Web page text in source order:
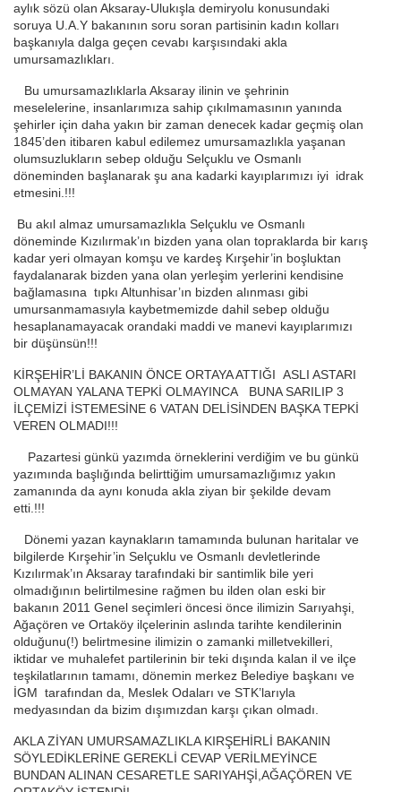
aylık sözü olan Aksaray-Ulukışla demiryolu konusundaki
soruya U.A.Y bakanının soru soran partisinin kadın kolları
başkanıyla dalga geçen cevabı karşısındaki akla
umursamazlıkları.
Bu umursamazlıklarla Aksaray ilinin ve şehrinin
meselelerine, insanlarımıza sahip çıkılmamasının yanında
şehirler için daha yakın bir zaman denecek kadar geçmiş olan
1845’den itibaren kabul edilemez umursamazlıkla yaşanan
olumsuzlukların sebep olduğu Selçuklu ve Osmanlı
döneminden başlanarak şu ana kadarki kayıplarımızı iyi idrak
etmesini.!!!
Bu akıl almaz umursamazlıkla Selçuklu ve Osmanlı
döneminde Kızılırmak’ın bizden yana olan topraklarda bir karış
kadar yeri olmayan komşu ve kardeş Kırşehir’in boşluktan
faydalanarak bizden yana olan yerleşim yerlerini kendisine
bağlamasına tıpkı Altunhisar’ın bizden alınması gibi
umursanmamasıyla kaybetmemizde dahil sebep olduğu
hesaplanamayacak orandaki maddi ve manevi kayıplarımızı
bir düşünsün!!!
KİRŞEHİR’Lİ BAKANIN ÖNCE ORTAYA ATTIĞI ASLI ASTARI
OLMAYAN YALANA TEPKİ OLMAYINCA BUNA SARILIP 3
İLÇEMİZİ İSTEMESİNE 6 VATAN DELİSİNDEN BAŞKA TEPKİ
VEREN OLMADI!!!
Pazartesi günkü yazımda örneklerini verdiğim ve bu günkü
yazımında başlığında belirttiğim umursamazlığımız yakın
zamanında da aynı konuda akla ziyan bir şekilde devam
etti.!!!
Dönemi yazan kaynakların tamamında bulunan haritalar ve
bilgilerde Kırşehir’in Selçuklu ve Osmanlı devletlerinde
Kızılırmak’ın Aksaray tarafındaki bir santimlik bile yeri
olmadığının belirtilmesine rağmen bu ilden olan eski bir
bakanın 2011 Genel seçimleri öncesi önce ilimizin Sarıyahşi,
Ağaçören ve Ortaköy ilçelerinin aslında tarihte kendilerinin
olduğunu(!) belirtmesine ilimizin o zamanki milletvekilleri,
iktidar ve muhalefet partilerinin bir teki dışında kalan il ve ilçe
teşkilatlarının tamamı, dönemin merkez Belediye başkanı ve
İGM tarafından da, Meslek Odaları ve STK’larıyla
medyasından da bizim dışımızdan karşı çıkan olmadı.
AKLA ZİYAN UMURSAMAZLIKLA KIRŞEHİRLİ BAKANIN
SÖYLEDİKLERİNE GEREKLİ CEVAP VERİLMEYİNCE
BUNDAN ALINAN CESARETLE SARIYAHŞİ,AĞAÇÖREN VE